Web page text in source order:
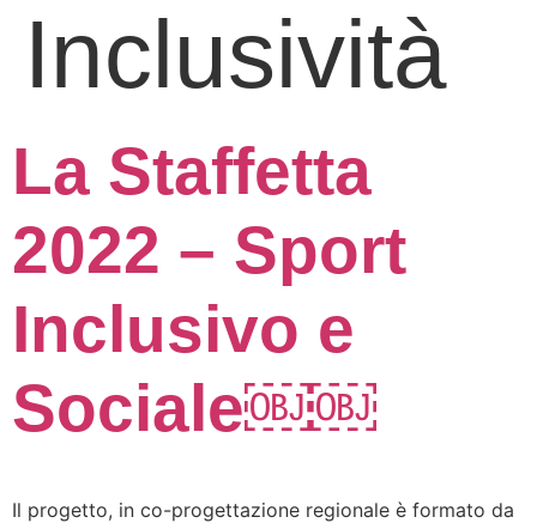
Inclusività
La Staffetta
2022 – Sport
Inclusivo e
Sociale￼￼
Il progetto, in co-progettazione regionale è formato da